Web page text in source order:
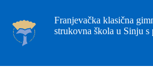
Franjevačka klasična
strukovna škola u Sinju s